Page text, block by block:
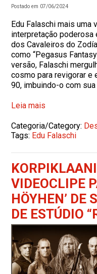
Postado em 07/06/2024
Edu Falaschi mais uma
interpretação poderosa
dos Cavaleiros do
como “Pegasus
versão, Falaschi
cosmo para revigorar e
90, imbuindo-o com sua
Leia mais
Categoria/Category:
Tags: Edu Falaschi
VIDEOCLIPE
HÖYHEN’ DE
DE ESTÚDIO